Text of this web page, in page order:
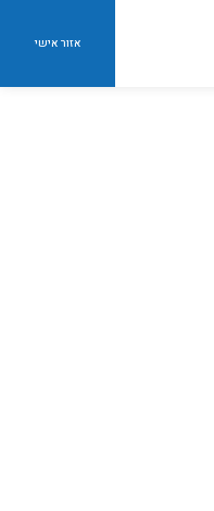
אזור אישי